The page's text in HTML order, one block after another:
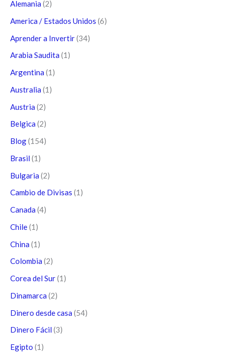
Alemania (2)
America / Estados Unidos (6)
Aprender a Invertir(34)
Arabia Saudita (1)
Argentina (1)
Australia (1)
Austria (2)
Belgica (2)
Blog(154)
Brasil (1)
Bulgaria (2)
Cambio de Divisas (1)
Canada (4)
Chile(1)
China (1)
Colombia (2)
Corea del Sur(1)
Dinamarca (2)
Dinero desde casa (54)
Dinero Fácil (3)
Egipto (1)